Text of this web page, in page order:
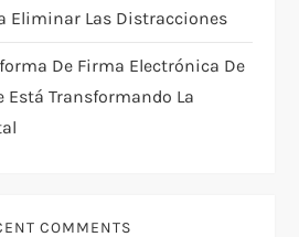
Eliminar Las Distracciones
De Firma Electrónica De
Está Transformando La
COMMENTS